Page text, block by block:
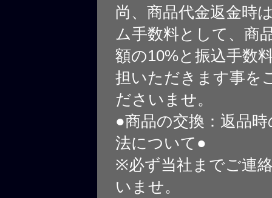
尚、商品代金返金時
ム手数料として、商
額の10%と振込手数
担いただきます事を
ださいませ。
●商品の交換：返品
法について●
※必ず当社までご連
いませ。